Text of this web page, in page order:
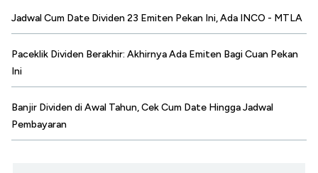
Jadwal Cum Date Dividen 23 Emiten Pekan Ini, Ada INCO - MTLA
Paceklik Dividen Berakhir: Akhirnya Ada Emiten Bagi Cuan Pekan
Ini
Banjir Dividen di Awal Tahun, Cek Cum Date Hingga Jadwal
Pembayaran